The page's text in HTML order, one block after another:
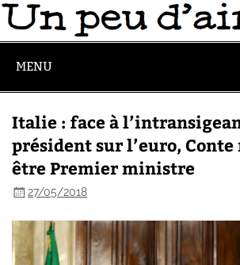
MENU
Italie : face à
président sur l’euro, Conte
être Premier ministre
27/05/2018